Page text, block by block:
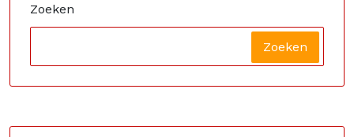
Zoeken
Zoeken